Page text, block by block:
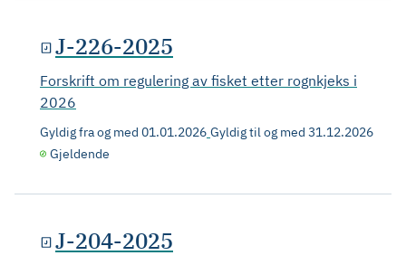
J-226-2025
Forskrift om regulering av fisket etter rognkjeks i
2026
Gyldig fra og med 01.01.2026 Gyldig til og med 31.12.2026
Gjeldende
J-204-2025